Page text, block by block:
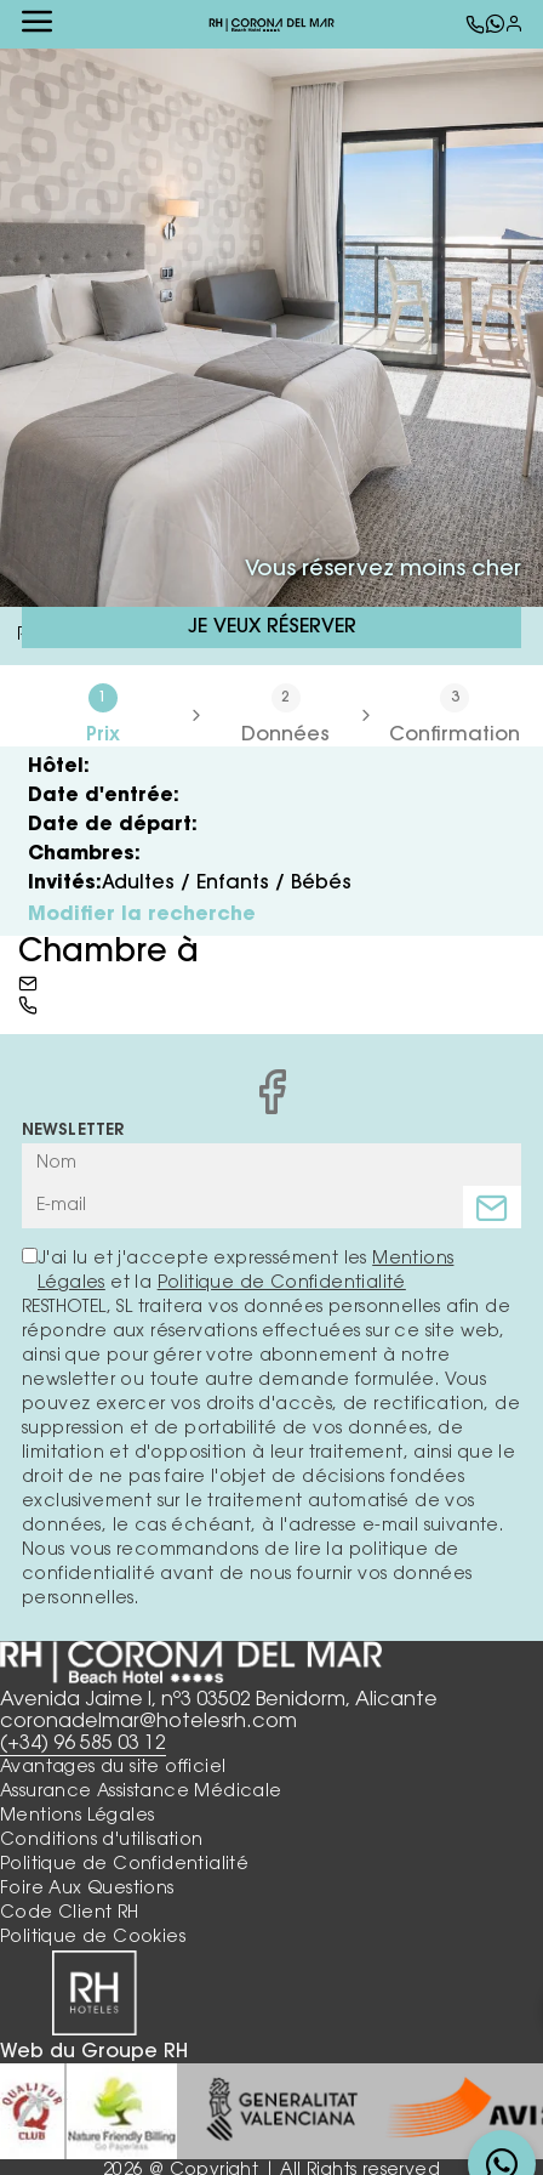
Vous réservez moins cher
JE VEUX RÉSERVER
RH Corona Del Mar /Vous Réservez Moins Cher
Prix
2
Données
3
Confirmation
Hôtel:
Date d'entrée:
Date de départ:
Chambres:
Invités:Adultes / Enfants / Bébés
Modifier la recherche
Chambre à
Avenida Jaime I, nº3 03502 Benidorm, Alicante
coronadelmar@hotelesrh.com
(+34) 96 585 03 12
NEWSLETTER
J'ai lu et j'accepte expressément les Mentions
Légales et la Politique de Confidentialité
RESTHOTEL, SL traitera vos données personnelles afin de
répondre aux réservations effectuées sur ce site web,
ainsi que pour gérer votre abonnement à notre
newsletter ou toute autre demande formulée. Vous
pouvez exercer vos droits d'accès, de rectification, de
suppression et de portabilité de vos données, de
limitation et d'opposition à leur traitement, ainsi que le
droit de ne pas faire l'objet de décisions fondées
exclusivement sur le traitement automatisé de vos
données, le cas échéant, à l'adresse e-mail suivante.
Nous vous recommandons de lire la politique de
confidentialité avant de nous fournir vos données
personnelles.
Avantages du site officiel
Assurance Assistance Médicale
Mentions Légales
Conditions d'utilisation
Politique de Confidentialité
Foire Aux Questions
Code Client RH
Politique de Cookies
Web du Groupe RH
2026 @ Copyright | All Rights reserved